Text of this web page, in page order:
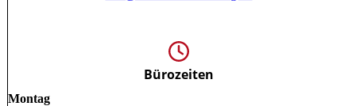
Bürozeiten
Montag